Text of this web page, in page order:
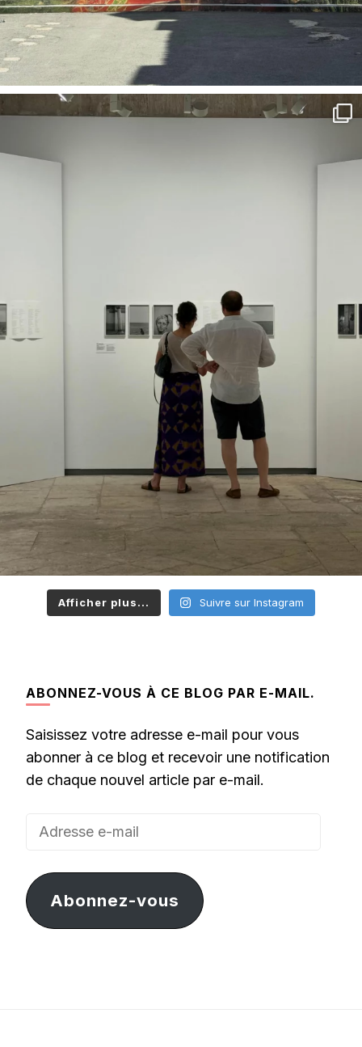
Afficher plus... Suivre sur Instagram
ABONNEZ-VOUS À CE BLOG PAR E-MAIL.
Saisissez votre adresse e-mail pour vous
abonner à ce blog et recevoir une notification
de chaque nouvel article par e-mail.
Adresse
mail
Abonnez-vous